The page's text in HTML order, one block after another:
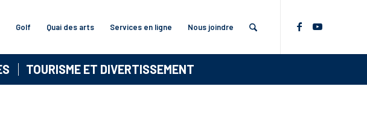
Golf Quai des arts Services en ligne Nous joindre
TOURISME ET DIVERTISSEMENT